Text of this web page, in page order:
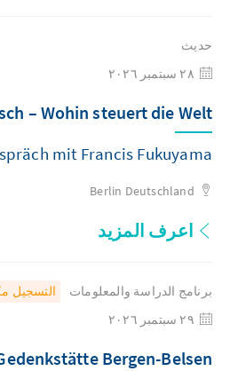
حديث
– Wohin steuert die Welt?
mit Francis Fukuyama
Berlin Deutschland
اعرف المزيد
برنامج الدراسة والمعلومات
التسجيل
Bergen-Belsen